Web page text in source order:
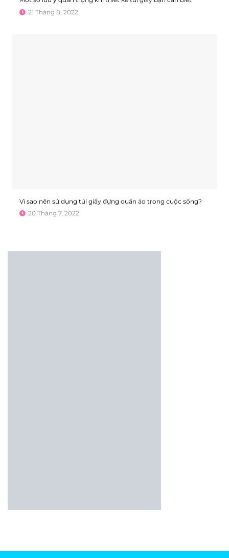
21 Tháng 8, 2022
Vì sao nên sử dụng túi giấy đựng quần áo trong cuộc sống?
20 Tháng 7, 2022